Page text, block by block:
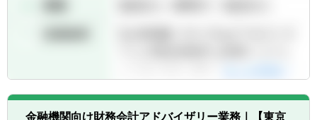
所」「税理士法人」「デザインコンサル」な
・内部報告を踏まえた外部報告(決算報告や
金融機関向け財務会計アドバイザリー業務｜【東京